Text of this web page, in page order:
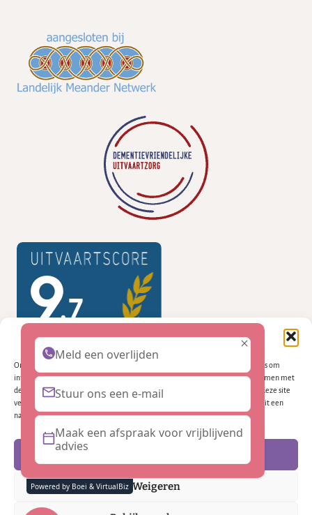
Beheer cookie toestemming
Om de beste ervaringen te bieden, gebruiken wij technologieën zoals cookies om
informatie over je apparaat op te slaan en/of te raadplegen. Door in te stemmen met
deze technologieën kunnen wij gegevens zoals surfgedrag of unieke ID's op deze site
verwerken. Als je geen toestemming geeft of uw toestemming intrekt, kan dit een
nadelige invloed hebben op bepaalde functies en mogelijkheden.
Weigeren
✨VirtualBiz
Cookies
Powered by Boei & VirtualBiz
Meld een overlijden
Stuur ons een e-mail
Maak een afspraak voor vrijblijvend
advies